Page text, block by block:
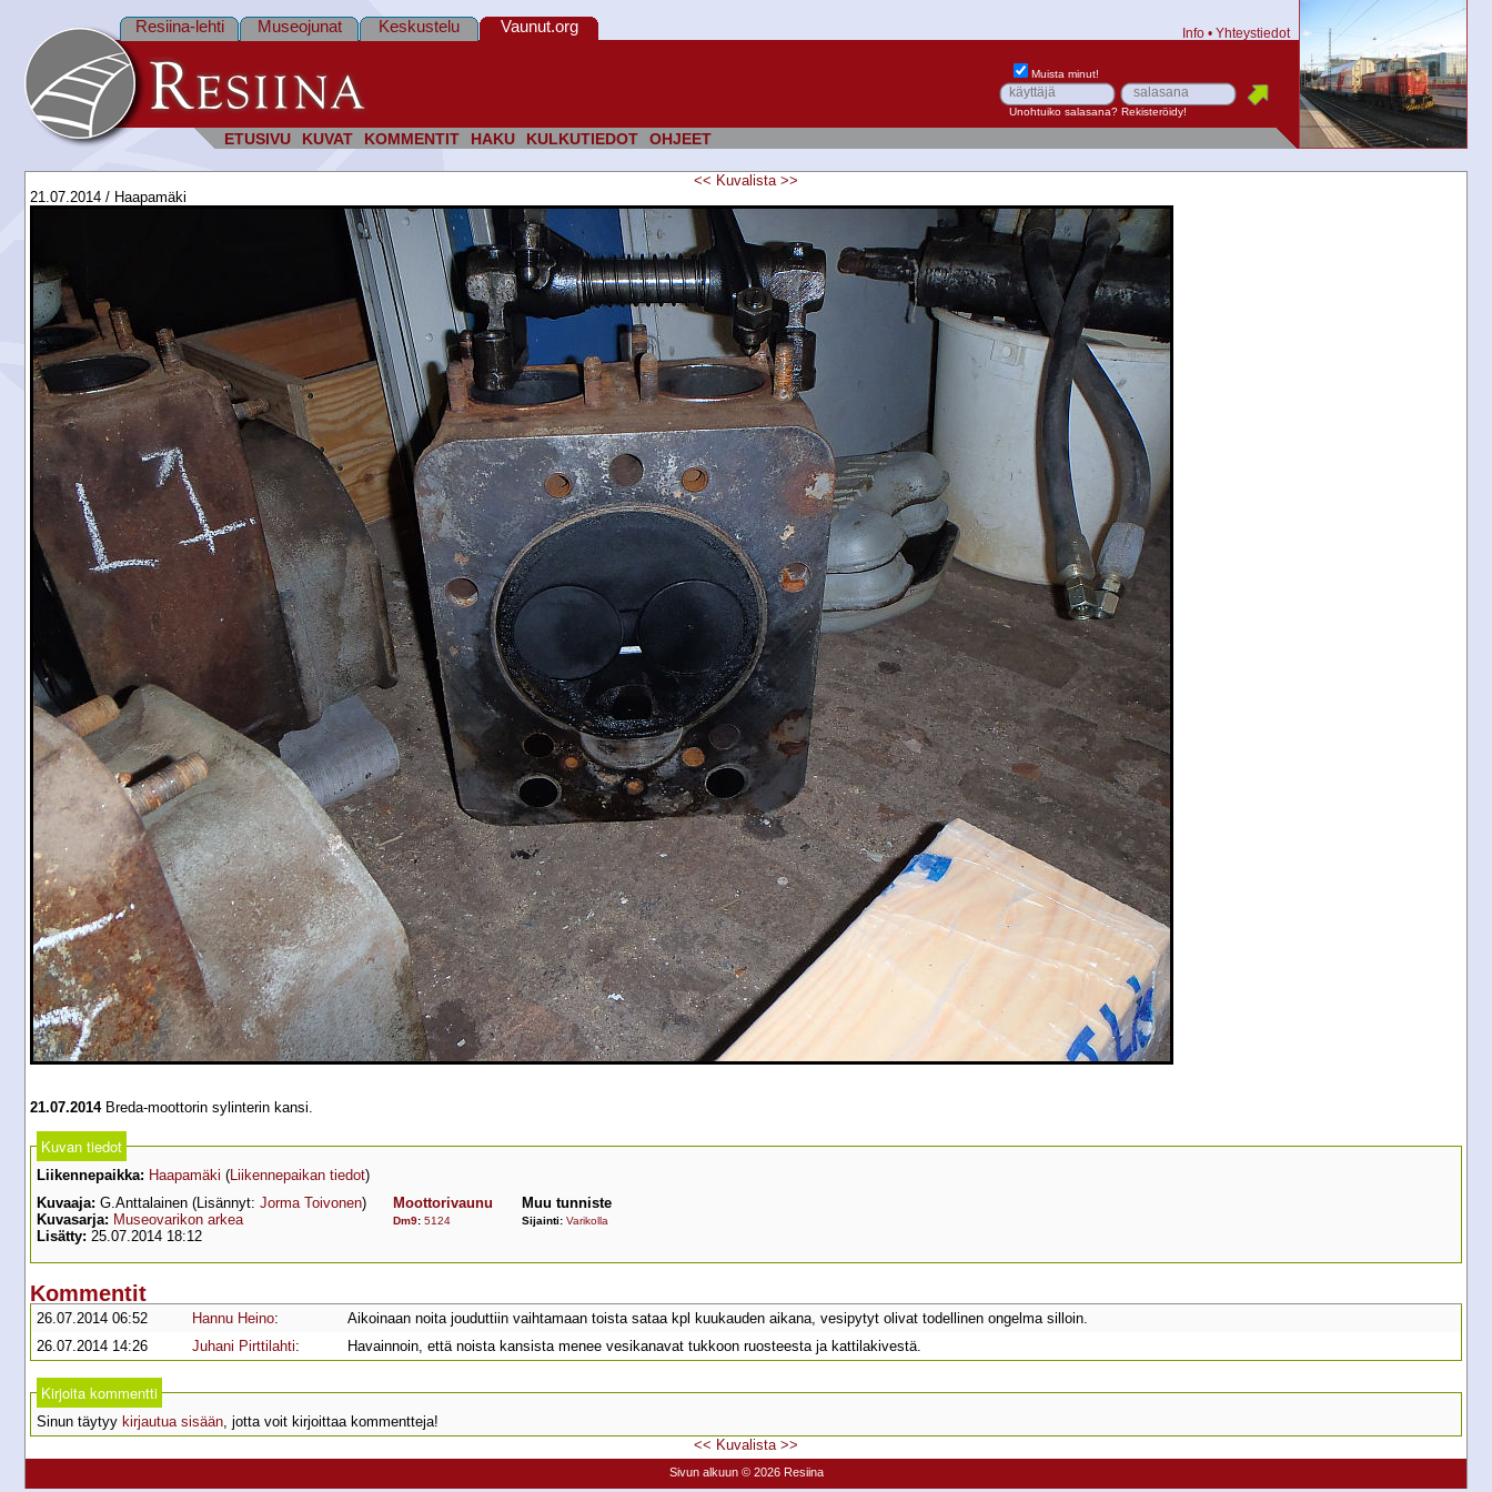
ETUSIVU KUVAT KOMMENTIT HAKU KULKUTIEDOT OHJEET
Resiina-lehti Museojunat Keskustelu Vaunut.org Info • Yhteystiedot
Muista minut!
Unohtuiko salasana? Rekisteröidy!
<< Kuvalista >>
21.07.2014 / Haapamäki
21.07.2014Breda-moottorin sylinterin kansi.
Kuvan tiedot
Liikennepaikka: Haapamäki (Liikennepaikan tiedot)
Kuvaaja: G.Anttalainen (Lisännyt: Jorma Toivonen)
Kuvasarja: Museovarikon arkea
Lisätty: 25.07.2014 18:12
Moottorivaunu
Dm9: 5124
Muu tunniste
Sijainti: Varikolla
Kommentit
26.07.2014 06:52 Hannu Heino:
Aikoinaan noita jouduttiin vaihtamaan toista sataa kpl kuukauden aikana, vesipytyt olivat todellinen ongelma silloin.
26.07.2014 14:26
Juhani Pirttilahti: Havainnoin, että noista kansista menee vesikanavat tukkoon ruosteesta ja kattilakivestä.
Kirjoita kommentti
Sinun täytyy kirjautua sisään, jotta voit kirjoittaa kommentteja!
<< Kuvalista >>
Sivun alkuun © 2026 Resiina